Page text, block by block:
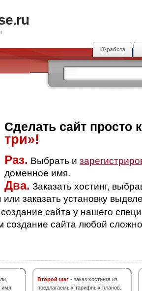
IT-работа
Сделать сайт просто
три»!
Раз. Выбрать и
доменное имя.
Два. Заказать хостинг,
заказать установку
создание сайта у нашего
создание сайта любой
имя.
Второй шаг - заказ хостинга из
предлагаемых тарифных планов.